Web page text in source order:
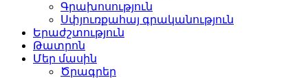
Գրախոսություն
Սփյուռքահայ գրականություն
Երաժշտություն
Թատրոն
Մեր մասին
Ծրագրեր